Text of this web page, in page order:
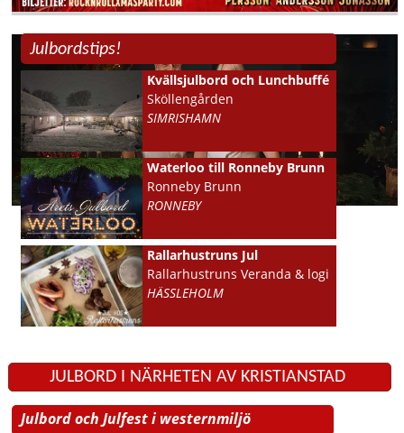
Julbordstips!
Kvällsjulbord och Lunchbuffé
Sköllengården
SIMRISHAMN
Waterloo till Ronneby Brunn
Ronneby Brunn
RONNEBY
Rallarhustruns Jul
Rallarhustruns Veranda & logi
HÄSSLEHOLM
JULBORD I NÄRHETEN AV KRISTIANSTAD
Julbord och Julfest i westernmiljö